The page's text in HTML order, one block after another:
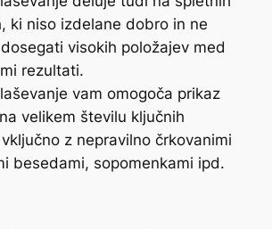
ki niso izdelane dobro in ne
visokih položajev med
rezultati.
vam omogoča prikaz
velikem številu ključnih
z nepravilno črkovanimi
besedami, sopomenkami ipd.